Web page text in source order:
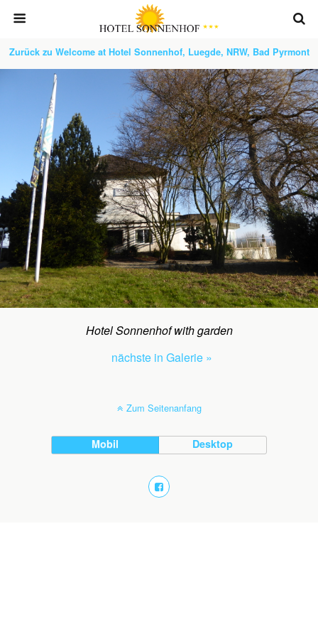
Zurück zu Welcome at Hotel Sonnenhof, Luegde, NRW, Bad Pyrmont
Hotel Sonnenhof with garden
nächste in Galerie »
Zum Seitenanfang
Mobil Desktop